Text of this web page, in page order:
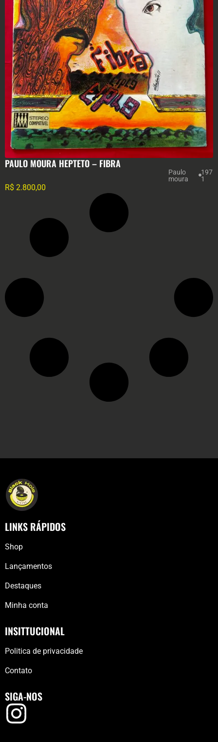
PAULO MOURA HEPTETO – FIBRA
Paulo
moura
197
1
R$ 2.800,00
LINKS RÁPIDOS
Shop
Lançamentos
Destaques
Minha conta
INSITTUCIONAL
Politica de privacidade
Contato
SIGA-NOS